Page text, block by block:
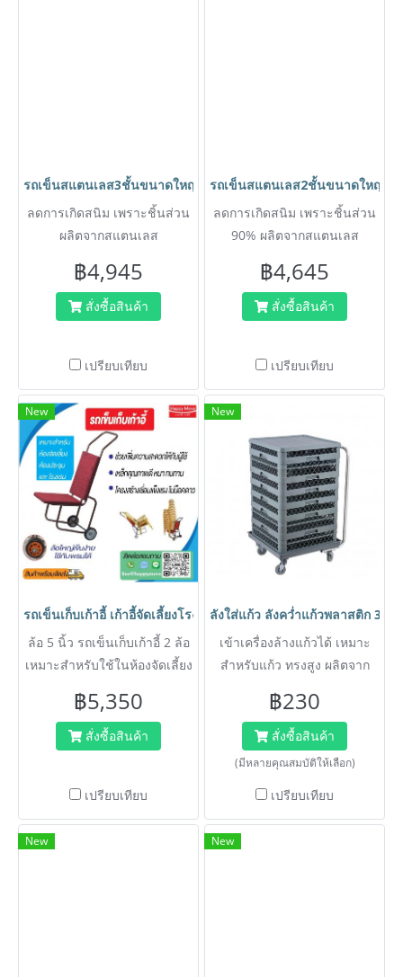
รถเข็นสแตนเลส3ชั้นขนาดใหญ่ 850x450x900 มม. BX-M143M
ลดการเกิดสนิม เพราะชิ้นส่วน
ผลิตจากสแตนเลส
฿4,945
สั่งซื้อสินค้า
เปรียบเทียบ
รถเข็นสแตนเลส2ชั้นขนาดใหญ่
ลดการเกิดสนิม เพราะชิ้นส่วน
90% ผลิตจากสแตนเลส
฿4,645
สั่งซื้อสินค้า
เปรียบเทียบ
New
รถเข็นเก็บเก้าอี้ เก้าอี้จัดเลี้ยงโรงแรม รถเข็นสำหรับเก็บเก้าอี้จัดเลี้
ล้อ 5 นิ้ว รถเข็นเก็บเก้าอี้ 2 ล้อ
เหมาะสำหรับใช้ในห้องจัดเลี้ยง
฿5,350
สั่งซื้อสินค้า
เปรียบเทียบ
New
ลังใส่แก้ว ลังคว่ำแก้วพลาสติก 36 ช่
เข้าเครื่องล้างแก้วได้ เหมาะ
สำหรับแก้ว ทรงสูง ผลิตจาก
แตกหักง่าย แข็งแรง ทนทาน
รับน้ำหนักได้ดี มีช่องใส่แก้วน้ำ
จำนวน 36 ช่อง
฿230
สั่งซื้อสินค้า
(มีหลายคุณสมบัติให้เลือก)
เปรียบเทียบ
New New